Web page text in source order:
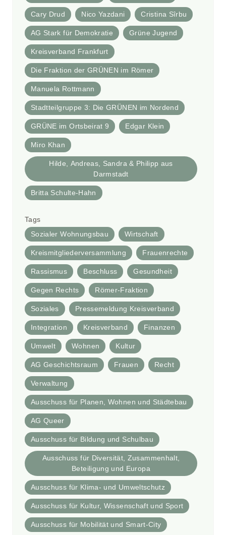
Cary Drud Nico Yazdani Cristina Sîrbu
AG Stark für Demokratie Grüne Jugend
Kreisverband Frankfurt
Die Fraktion der GRÜNEN im Römer
Manuela Rottmann
Stadtteilgruppe 3: Die GRÜNEN im Nordend
GRÜNE im Ortsbeirat 9 Edgar Klein
Miro Khan
Hilde, Andreas, Sandra & Philipp aus
Darmstadt
Britta Schulte-Hahn
Tags
Sozialer Wohnungsbau
Wirtschaft
Kreismitgliederversammlung Frauenrechte
Rassismus Beschluss Gesundheit
Gegen Rechts Römer-Fraktion
Soziales Pressemeldung Kreisverband
Integration Kreisverband Finanzen
Umwelt Wohnen Kultur
AG Geschichtsraum Frauen Recht
Verwaltung
Ausschuss für Planen, Wohnen und Städtebau
AG Queer
Ausschuss für Bildung und Schulbau
Ausschuss für Diversität, Zusammenhalt,
Beteiligung und Europa
Ausschuss für Klima- und Umweltschutz
Ausschuss für Kultur, Wissenschaft und Sport
Ausschuss für Mobilität und Smart-City